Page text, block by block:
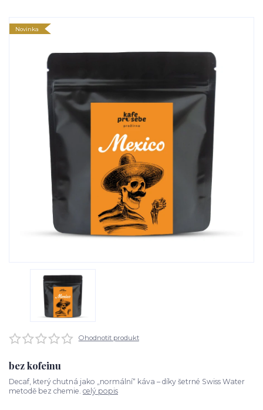
Novinka
Ohodnotit produkt
bez kofeinu
Decaf, který chutná jako „normální“ káva – díky šetrné Swiss Water
metodě bez chemie. celý popis